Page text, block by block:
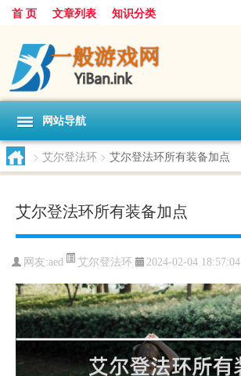
首 页 文章列表 知识分类
网站导航
> 艾尔登法环 > 艾尔登法环所有装备加点
艾尔登法环所有装备加点
网友:aed 艾尔登法环 2024-02-04 18:57:04